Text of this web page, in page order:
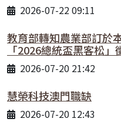
2026-07-22 09:11
教育部轉知農業部訂於
「2026總統盃黑客松」
2026-07-20 21:42
慧榮科技澳門職缺
2026-07-20 12:43